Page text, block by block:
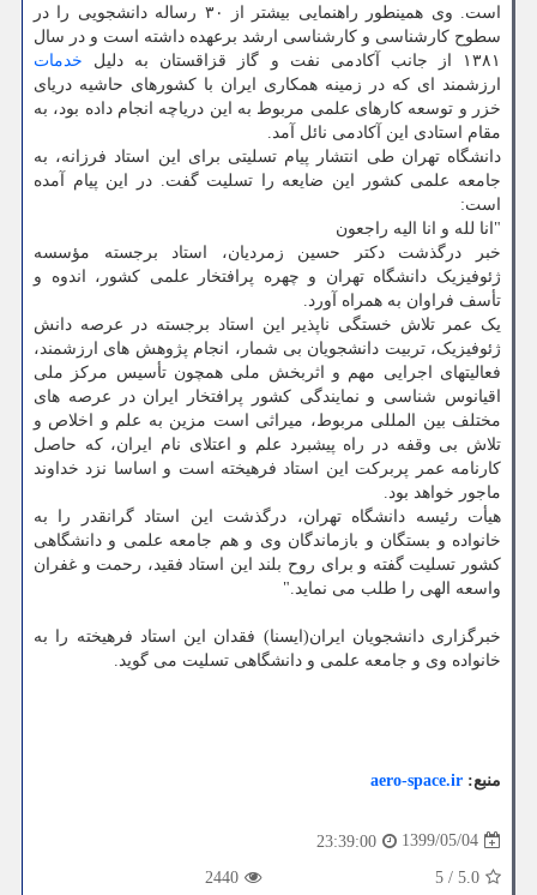
است. وی همینطور راهنمایی بیشتر از ۳۰ رساله دانشجویی را در
سطوح کارشناسی و کارشناسی ارشد برعهده داشته است و در سال
۱۳۸۱ از جانب آکادمی نفت و گاز قزاقستان به دلیل
خدمات
ارزشمند ای که در زمینه همکاری ایران با کشورهای حاشیه دریای
خزر و توسعه کارهای علمی مربوط به این دریاچه انجام داده بود، به
مقام استادی این آکادمی نائل آمد.
دانشگاه تهران طی انتشار پیام تسلیتی برای این استاد فرزانه، به
جامعه علمی کشور این ضایعه را تسلیت گفت. در این پیام آمده
است:
"انا لله و انا الیه راجعون
خبر درگذشت دکتر حسین زمردیان، استاد برجسته مؤسسه
ژئوفیزیک دانشگاه تهران و چهره پرافتخار علمی کشور، اندوه و
تأسف فراوان به همراه آورد.
یک عمر تلاش خستگی ناپذیر این استاد برجسته در عرصه دانش
ژئوفیزیک، تربیت دانشجویان بی شمار، انجام پژوهش های ارزشمند،
فعالیتهای اجرایی مهم و اثربخش ملی همچون تأسیس مرکز ملی
اقیانوس شناسی و نمایندگی کشور پرافتخار ایران در عرصه های
مختلف بین المللی مربوط، میراثی است مزین به علم و اخلاص و
تلاش بی وقفه در راه پیشبرد علم و اعتلای نام ایران، که حاصل
کارنامه عمر پربرکت این استاد فرهیخته است و اساسا نزد خداوند
ماجور خواهد بود.
هیأت رئیسه دانشگاه تهران، درگذشت این استاد گرانقدر را به
خانواده و بستگان و بازماندگان وی و هم جامعه علمی و دانشگاهی
کشور تسلیت گفته و برای روح بلند این استاد فقید، رحمت و غفران
واسعه الهی را طلب می نماید."
خبرگزاری دانشجویان ایران(ایسنا) فقدان این استاد فرهیخته را به
خانواده وی و جامعه علمی و دانشگاهی تسلیت می گوید.
منبع: aero-space.ir
1399/05/04
23:39:00
5.0
/
5
2440